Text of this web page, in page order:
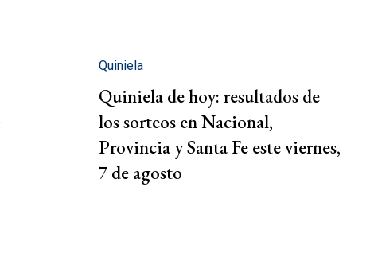
Quiniela
Quiniela de hoy: resultados de
los sorteos en Nacional,
Provincia y Santa Fe este viernes,
7 de agosto